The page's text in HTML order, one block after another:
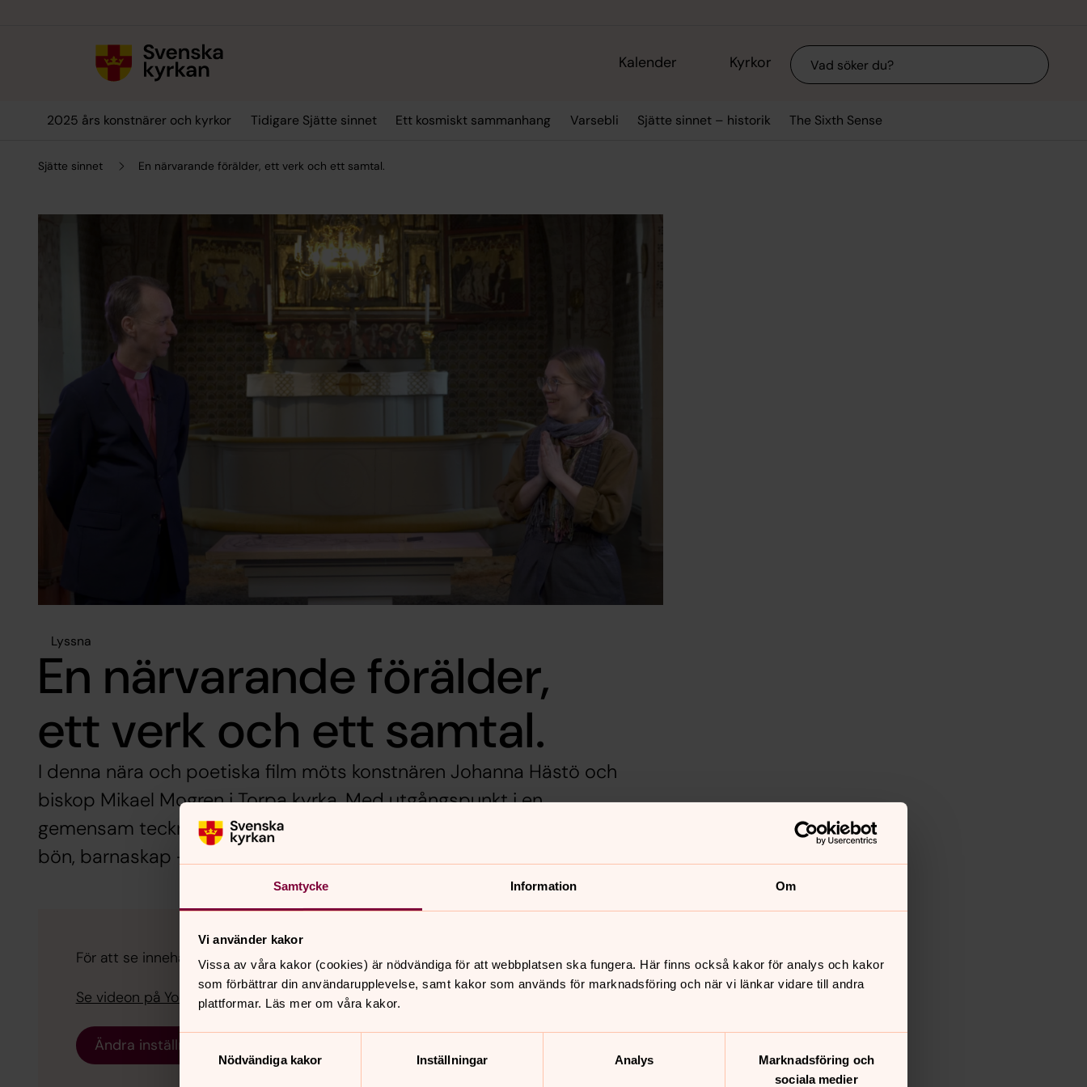
Samtycke Information Om
Vi använder kakor
Vissa av våra kakor (cookies) är nödvändiga för att webbplatsen ska fungera. Här finns också kakor för analys och kakor
som förbättrar din användarupplevelse, samt kakor som används för marknadsföring och när vi länkar vidare till andra
plattformar. Läs mer om våra kakor.
Samtyckesval
Nödvändiga kakor
Inställningar Analys
Marknadsföring och
sociala medier
Kalender Kyrkor Sök
2025 års konstnärer och kyrkor Tidigare Sjätte sinnet Ett kosmiskt sammanhang Varsebli Sjätte sinnet – historik The Sixth Sense
Sjätte sinnet En närvarande förälder, ett verk och ett samtal.
Lyssna
En närvarande förälder,
ett verk och ett samtal.
I denna nära och poetiska film möts konstnären Johanna Hästö och
biskop Mikael Mogren i Torpa kyrka. Med utgångspunkt i en
gemensam teckning växer ett djupt samtal fram om föräldraskap,
bön, barnaskap – och det som inte låter sig fångas i ord.
För att se innehållet behöver du acceptera kakor för marknadsföring.
Se videon på YouTube i stället.
Ändra inställningar